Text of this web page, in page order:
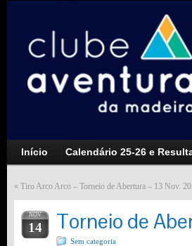
Início Calendário 25-26 e
« Tiro Arco Arco – Torneio de Abertura – 13 Nov.
NOV
14 Torneio de
Sem categoria